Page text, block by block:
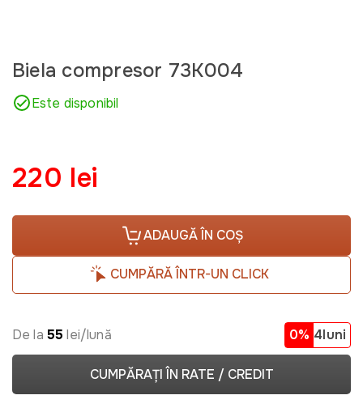
Biela compresor 73K004
Este disponibil
220 lei
ADAUGĂ ÎN COȘ
CUMPĂRĂ ÎNTR-UN CLICK
De la 55 lei/lună 0% 4luni
CUMPĂRAȚI ÎN RATE / CREDIT